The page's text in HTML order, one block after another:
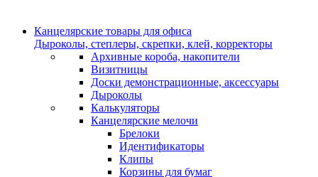
Канцелярские товары для офиса
Дыроколы, степлеры, скрепки, клей, корректоры
Архивные короба, накопители
Визитницы
Доски демонстрационные, аксессуары
Дыроколы
Калькуляторы
Канцелярские мелочи
Брелоки
Идентификаторы
Клипы
Корзины для бумаг